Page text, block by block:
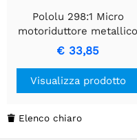
Pololu 298:1 Micro
motoriduttore metallico
HP 6V
€ 33,85
Visualizza prodotto
 Elenco chiaro